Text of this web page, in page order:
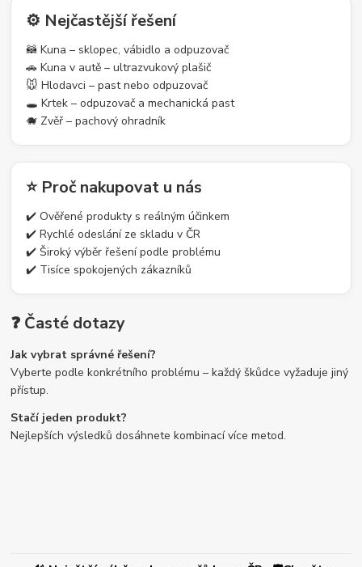
⚙️ Nejčastější řešení
🦝 Kuna – sklopec, vábidlo a odpuzovač
🚗 Kuna v autě – ultrazvukový plašič
🐭 Hlodavci – past nebo odpuzovač
🕳️ Krtek – odpuzovač a mechanická past
🐗 Zvěř – pachový ohradník
⭐ Proč nakupovat u nás
✔️ Ověřené produkty s reálným účinkem
✔️ Rychlé odeslání ze skladu v ČR
✔️ Široký výběr řešení podle problému
✔️ Tisíce spokojených zákazníků
❓ Časté dotazy
Jak vybrat správné řešení?
Vyberte podle konkrétního problému – každý škůdce vyžaduje jiný
přístup.
Stačí jeden produkt?
Nejlepších výsledků dosáhnete kombinací více metod.